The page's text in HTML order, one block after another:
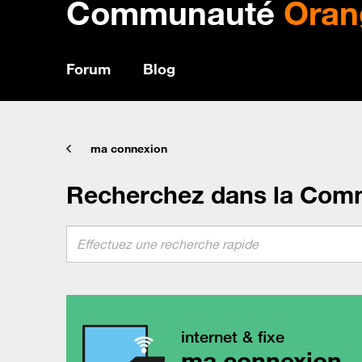
Communauté
Forum Blog
ma connexion
Recherchez dans la
internet & fixe